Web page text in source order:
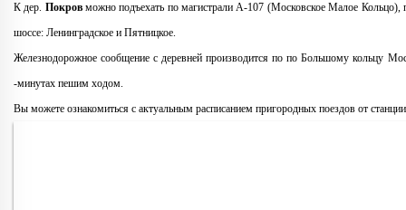
К дер. Покровможно подъехать по магистрали A-107 (Московское Малое
шоссе: Ленинградское и Пятницкое.
Железнодорожное сообщение с деревней производится по по Большому кольцу
-минутах пешим ходом.
Вы можете ознакомиться с актуальным расписанием пригородных поездов от